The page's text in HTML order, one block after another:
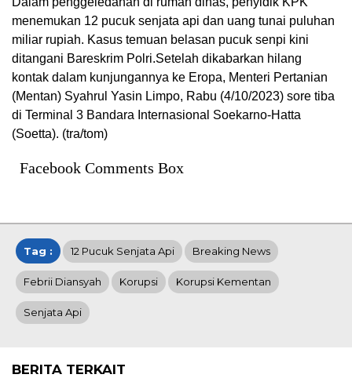
menemukan 12 pucuk senjata api dan uang tunai puluhan
miliar rupiah. Kasus temuan belasan pucuk senpi kini
ditangani Bareskrim Polri.Setelah dikabarkan hilang
kontak dalam kunjungannya ke Eropa, Menteri Pertanian
(Mentan) Syahrul Yasin Limpo, Rabu (4/10/2023) sore tiba
di Terminal 3 Bandara Internasional Soekarno-Hatta
(Soetta). (tra/tom)
Facebook Comments Box
Tag : 12 Pucuk Senjata Api Breaking News
Febrii Diansyah Korupsi Korupsi Kementan
Senjata Api
BERITA TERKAIT